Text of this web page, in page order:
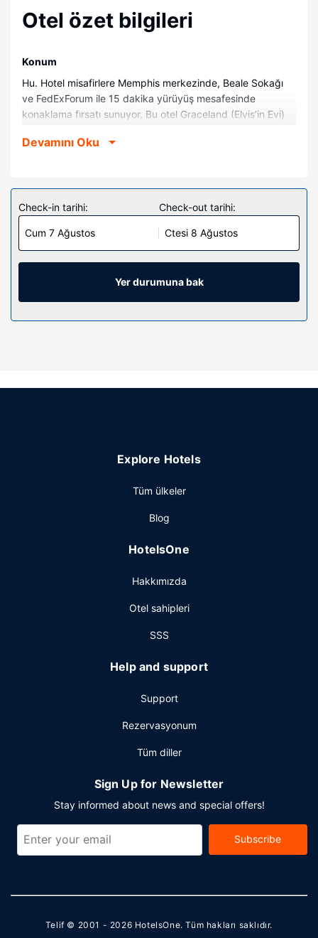
Otel özet bilgileri
Konum
Hu. Hotel misafirlere Memphis merkezinde, Beale Sokağı
ve FedExForum ile 15 dakika yürüyüş mesafesinde
konaklama fırsatı sunuyor. Bu otel Graceland (Elvis’in Evi)
mesafede.
Misafirler için buzdolabı olan 110 oda mevcuttur.
Misafirlerimize ücretsiz kablosuz internet sunulmaktadır.
Misafirlerimizin iyi vakit geçirebilmesi için kablolu TV
kanalları vardır. Özel banyo, küvet veya duş, geniş duş
başlıkları ve lüks banyo/kozmetik ürünleri vardır.
Misafirlerimize emanet kasası, masa ve telefon ile ücretsiz
şehir içi telefon görüşmesi imkânlar ve kolaylıklar
Otelin güzelliği
kablosuz İnternet, danışma (concierge) hizmetleri ve
yapıyor. Misafirlere her gün 7 ve 10 arasında ücretli açık
Misafirler için 24 saat açık resepsiyon, valiz dolabı ve
bölgesinde bir etkinlik mi planlıyorsunuz? Bu otel
toplantı odası sunmaktadır. (ücretli) otopark vardır.
Devamını Oku
Check-in tarihi:
Cum 7 Ağustos
Check-out tarihi:
Ctesi 8 Ağustos
Yer durumuna bak
Explore Hotels
Tüm ülkeler
Blog
HotelsOne
Hakkımızda
Otel sahipleri
SSS
Help and support
Support
Rezervasyonum
Tüm diller
Sign Up for Newsletter
Stay informed about news and special offers!
Subscribe
Telif © 2001 - 2026 HotelsOne. Tüm hakları saklıdır.